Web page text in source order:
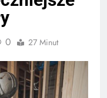
0 27 Minut